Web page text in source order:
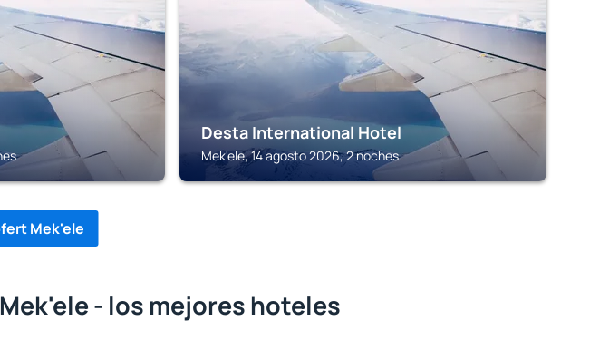
Desta International Hotel
Mek'ele, 14 agosto 2026, 2 noches
Mek'ele
Mek'ele - los mejores hoteles